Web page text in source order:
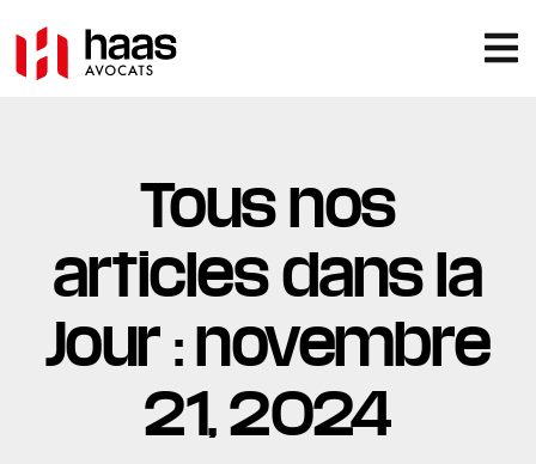
Tous nos
articles dans la
Jour : novembre
21, 2024